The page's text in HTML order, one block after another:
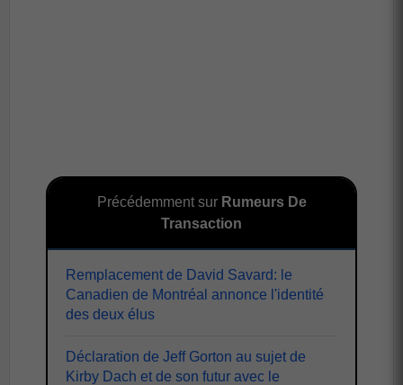
Précédemment sur Rumeurs De
Transaction
Remplacement de David Savard: le
Canadien de Montréal annonce l'identité
des deux élus
Déclaration de Jeff Gorton au sujet de
Kirby Dach et de son futur avec le